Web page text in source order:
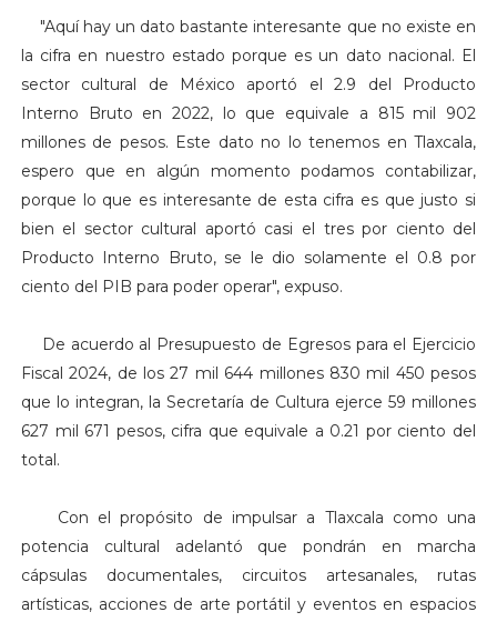
"Aquí hay un dato bastante interesante que no existe en
la cifra en nuestro estado porque es un dato nacional. El
sector cultural de México aportó el 2.9 del Producto
Interno Bruto en 2022, lo que equivale a 815 mil 902
millones de pesos. Este dato no lo tenemos en Tlaxcala,
espero que en algún momento podamos contabilizar,
porque lo que es interesante de esta cifra es que justo si
bien el sector cultural aportó casi el tres por ciento del
Producto Interno Bruto, se le dio solamente el 0.8 por
ciento del PIB para poder operar", expuso.
De acuerdo al Presupuesto de Egresos para el Ejercicio
Fiscal 2024, de los 27 mil 644 millones 830 mil 450 pesos
que lo integran, la Secretaría de Cultura ejerce 59 millones
627 mil 671 pesos, cifra que equivale a 0.21 por ciento del
total.
Con el propósito de impulsar a Tlaxcala como una
potencia cultural adelantó que pondrán en marcha
cápsulas documentales, circuitos artesanales, rutas
artísticas, acciones de arte portátil y eventos en espacios